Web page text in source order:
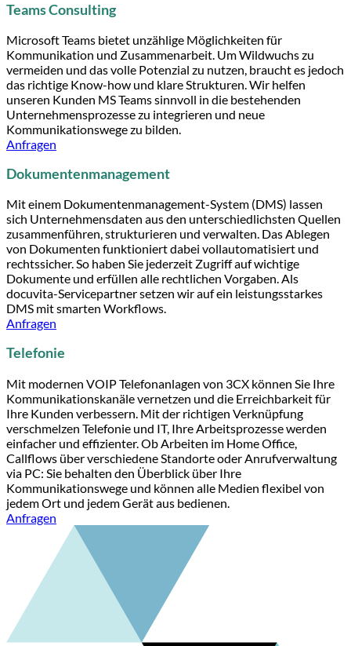
Teams Consulting
Microsoft Teams bietet unzählige Möglichkeiten für
Kommunikation und Zusammenarbeit. Um Wildwuchs zu
vermeiden und das volle Potenzial zu nutzen, braucht es jedoch
das richtige Know-how und klare Strukturen. Wir helfen
unseren Kunden MS Teams sinnvoll in die bestehenden
Unternehmensprozesse zu integrieren und neue
Kommunikationswege zu bilden.
Anfragen
Dokumentenmanagement
Mit einem Dokumentenmanagement-System (DMS) lassen
sich Unternehmensdaten aus den unterschiedlichsten Quellen
zusammenführen, strukturieren und verwalten. Das Ablegen
von Dokumenten funktioniert dabei vollautomatisiert und
rechtssicher. So haben Sie jederzeit Zugriff auf wichtige
Dokumente und erfüllen alle rechtlichen Vorgaben. Als
docuvita-Servicepartner setzen wir auf ein leistungsstarkes
DMS mit smarten Workflows.
Anfragen
Telefonie
Mit modernen VOIP Telefonanlagen von 3CX können Sie Ihre
Kommunikationskanäle vernetzen und die Erreichbarkeit für
Ihre Kunden verbessern. Mit der richtigen Verknüpfung
verschmelzen Telefonie und IT, Ihre Arbeitsprozesse werden
einfacher und effizienter. Ob Arbeiten im Home Office,
Callflows über verschiedene Standorte oder Anrufverwaltung
via PC: Sie behalten den Überblick über Ihre
Kommunikationswege und können alle Medien flexibel von
jedem Ort und jedem Gerät aus bedienen.
Anfragen